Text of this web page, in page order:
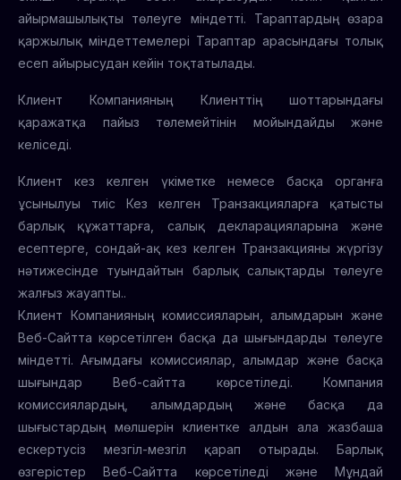
айырмашылықты төлеуге міндетті. Тараптардың өзара
қаржылық міндеттемелері Тараптар арасындағы толық
есеп айырысудан кейін тоқтатылады.
Клиент Компанияның Клиенттің шоттарындағы
қаражатқа пайыз төлемейтінін мойындайды және
келіседі.
Клиент кез келген үкіметке немесе басқа органға
ұсынылуы тиіс Кез келген Транзакцияларға қатысты
барлық құжаттарға, салық декларацияларына және
есептерге, сондай-ақ кез келген Транзакцияны жүргізу
нәтижесінде туындайтын барлық салықтарды төлеуге
жалғыз жауапты..
Клиент Компанияның комиссияларын, алымдарын және
Веб-Сайтта көрсетілген басқа да шығындарды төлеуге
міндетті. Ағымдағы комиссиялар, алымдар және басқа
шығындар Веб-сайтта көрсетіледі. Компания
комиссиялардың, алымдардың және басқа да
шығыстардың мөлшерін клиентке алдын ала жазбаша
ескертусіз мезгіл-мезгіл қарап отырады. Барлық
өзгерістер Веб-Сайтта көрсетіледі және Мұндай